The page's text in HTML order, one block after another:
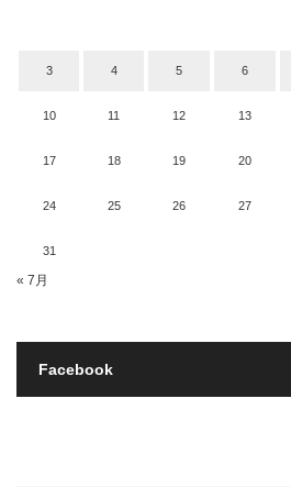
3 4 5 6
10 11 12 13
17 18 19 20
24 25 26 27
31
« 7月
Facebook